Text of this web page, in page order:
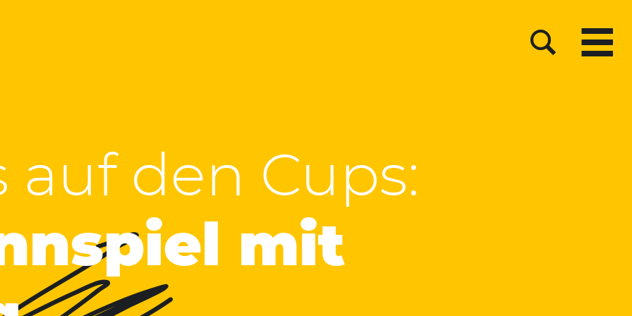
Menu
auf den Cups:
mit